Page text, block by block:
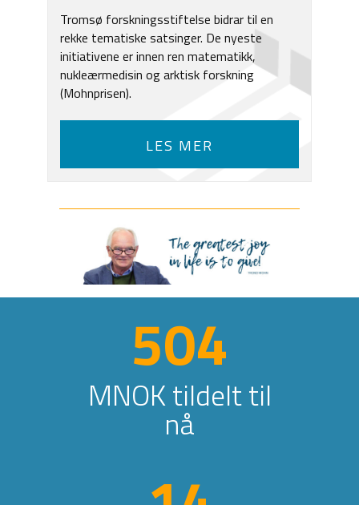
Tromsø forskningsstiftelse bidrar til en
rekke tematiske satsinger. De nyeste
initiativene er innen ren matematikk,
nukleærmedisin og arktisk forskning
(Mohnprisen).
LES MER
504
MNOK tildelt til
nå